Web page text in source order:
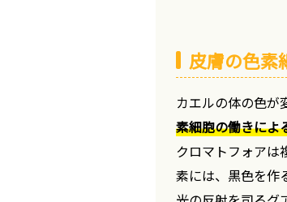
皮膚の色素
カエルの体の色が
素細胞の働きによ
クロマトフォアは
素には、黒色を作